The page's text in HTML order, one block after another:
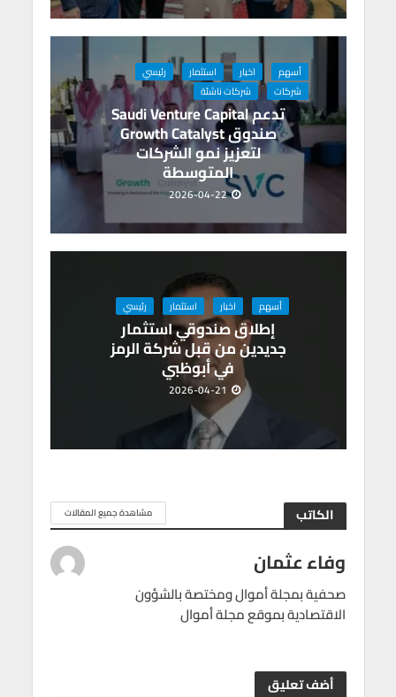
أسهم اخبار استثمار
رئيسي
شركات
شركات ناشئة
تدعم Saudi Venture Capital
صندوق Growth Catalyst
لتعزيز نمو الشركات
المتوسطة
2026-04-22
أسهم اخبار استثمار رئيسي
إطلاق صندوقي استثمار
جديدين من قبل شركة الرمز
في أبوظبي
2026-04-21
الكاتب مشاهدة جميع المقالات
وفاء عثمان
صحفية بمجلة أموال ومختصة بالشؤون
الاقتصادية بموقع مجلة أموال
أضف تعليق